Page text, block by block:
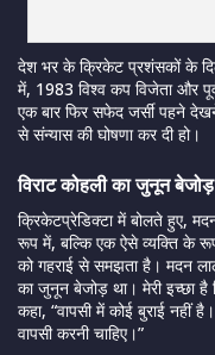
देश भर के क्रिकेट प्रशंसकों के
में, 1983 विश्व कप विजेता और
एक बार फिर सफेद जर्सी पहने
से संन्यास की घोषणा कर दी हो।
विराट कोहली का जुनून
क्रिकेटप्रेडिक्टा में बोलते हुए,
रूप में, बल्कि एक ऐसे व्यक्ति के
को गहराई से समझता है। मदन
का जुनून बेजोड़ था। मेरी इच्छा
कहा, “वापसी में कोई बुराई नहीं
वापसी करनी चाहिए।”